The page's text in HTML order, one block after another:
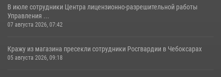
В июле сотрудники Центра лицензионно-разрешительной работы
Управления ...
07 августа 2026, 07:42
Кражу из магазина пресекли сотрудники Росгвардии в Чебоксарах
05 августа 2026, 09:18